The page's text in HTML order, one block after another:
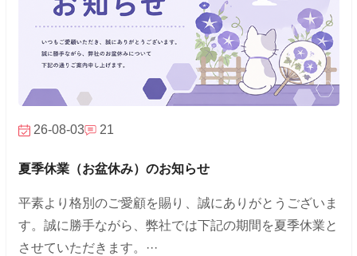
26-08-03 21
夏季休業（お盆休み）のお知らせ
平素より格別のご愛顧を賜り、誠にありがとうございま
す。誠に勝手ながら、弊社では下記の期間を夏季休業と
させていただきます。···